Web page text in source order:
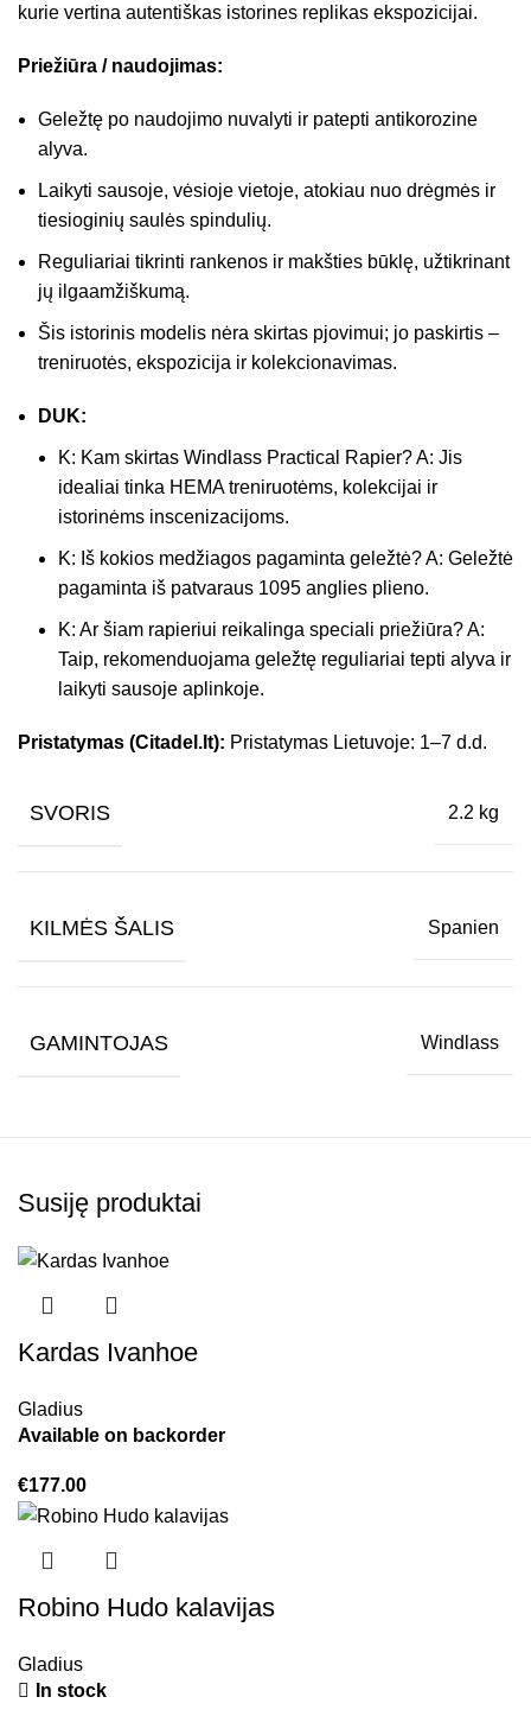
kurie vertina autentiškas istorines replikas ekspozicijai.
Priežiūra / naudojimas:
Geležtę po naudojimo nuvalyti ir patepti antikorozine
alyva.
Laikyti sausoje, vėsioje vietoje, atokiau nuo drėgmės ir
tiesioginių saulės spindulių.
Reguliariai tikrinti rankenos ir makšties būklę, užtikrinant
jų ilgaamžiškumą.
Šis istorinis modelis nėra skirtas pjovimui; jo paskirtis –
treniruotės, ekspozicija ir kolekcionavimas.
DUK:
K: Kam skirtas Windlass Practical Rapier? A: Jis
idealiai tinka HEMA treniruotėms, kolekcijai ir
istorinėms inscenizacijoms.
K: Iš kokios medžiagos pagaminta geležtė? A: Geležtė
pagaminta iš patvaraus 1095 anglies plieno.
K: Ar šiam rapieriui reikalinga speciali priežiūra? A:
Taip, rekomenduojama geležtę reguliariai tepti alyva ir
laikyti sausoje aplinkoje.
Pristatymas (Citadel.lt): Pristatymas Lietuvoje: 1–7 d.d.
SVORIS 2.2 kg
KILMĖS ŠALIS Spanien
GAMINTOJAS Windlass
Susiję produktai
Kardas Ivanhoe
Gladius
Available on backorder
€177.00
Robino Hudo kalavijas
Gladius
In stock